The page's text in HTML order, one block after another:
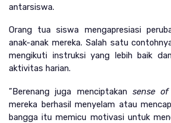
antarsiswa.
Orang tua siswa mengapresiasi
anak-anak mereka. Salah satu
mengikuti instruksi yang lebih baik
aktivitas harian.
”Berenang juga menciptakan sense
mereka berhasil menyelam atau
bangga itu memicu motivasi untuk